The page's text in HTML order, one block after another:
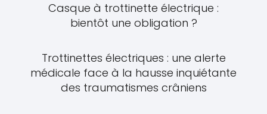
Casque à trottinette électrique :
bientôt une obligation ?
Trottinettes électriques : une alerte
médicale face à la hausse inquiétante
des traumatismes crâniens